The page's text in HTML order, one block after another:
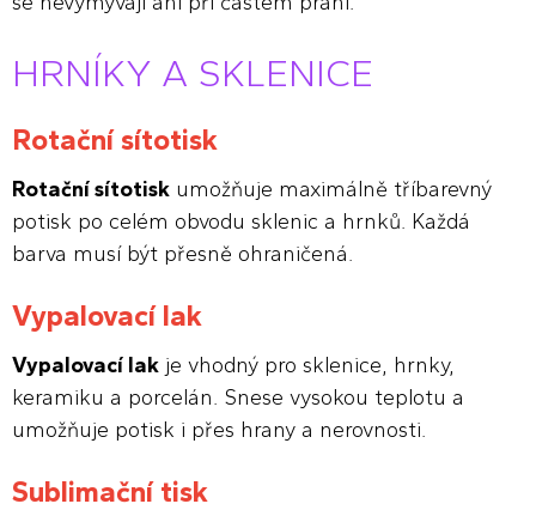
HRNÍKY A SKLENICE
Rotační sítotisk
Rotační sítotisk umožňuje maximálně tříbarevný
potisk po celém obvodu sklenic a hrnků. Každá
barva musí být přesně ohraničená.
Vypalovací lak
Vypalovací lak je vhodný pro sklenice, hrnky,
keramiku a porcelán. Snese vysokou teplotu a
umožňuje potisk i přes hrany a nerovnosti.
Sublimační tisk